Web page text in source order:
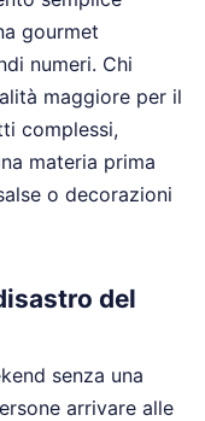
gourmet
numeri. Chi
maggiore per il
complessi,
materia prima
o decorazioni
del
senza una
arrivare alle